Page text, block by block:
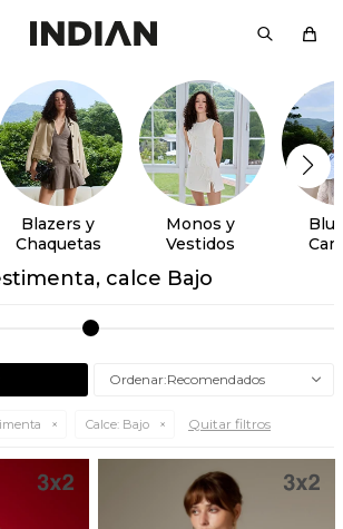
Blazers y
Chaquetas
Monos y
Vestidos
calce Bajo
Recomendados
Calce: Bajo Quitar filtros